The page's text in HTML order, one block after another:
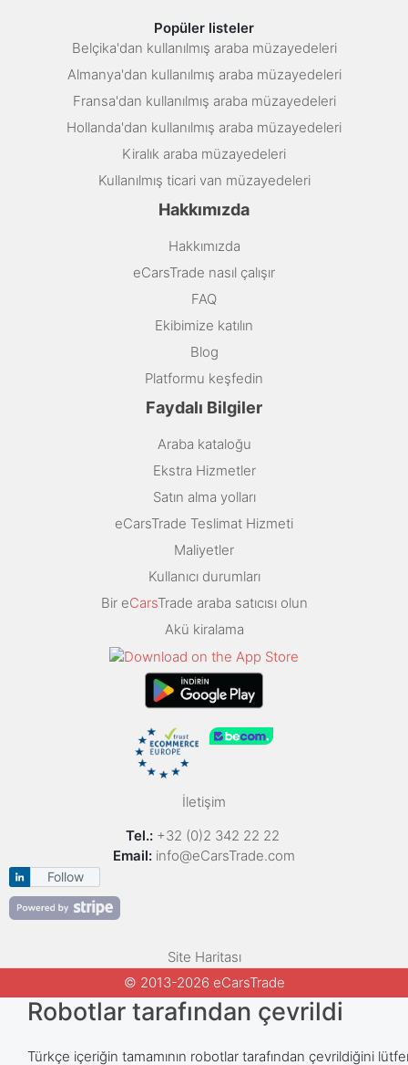
Popüler listeler
Belçika'dan kullanılmış araba müzayedeleri
Almanya'dan kullanılmış araba müzayedeleri
Fransa'dan kullanılmış araba müzayedeleri
Hollanda'dan kullanılmış araba müzayedeleri
Kiralık araba müzayedeleri
Kullanılmış ticari van müzayedeleri
Hakkımızda
Hakkımızda
eCarsTrade nasıl çalışır
FAQ
Ekibimize katılın
Blog
Platformu keşfedin
Faydalı Bilgiler
Araba kataloğu
Ekstra Hizmetler
Satın alma yolları
eCarsTrade Teslimat Hizmeti
Maliyetler
Kullanıcı durumları
Bir eCarsTrade araba satıcısı olun
Akü kiralama
İletişim
Tel.: +32 (0)2 342 22 22
Email: info@eCarsTrade.com
Follow
Site Haritası
© 2013-2026 eCarsTrade
Robotlar tarafından çevrildi
Türkçe içeriğin tamamının robotlar tarafından çevrildiğini